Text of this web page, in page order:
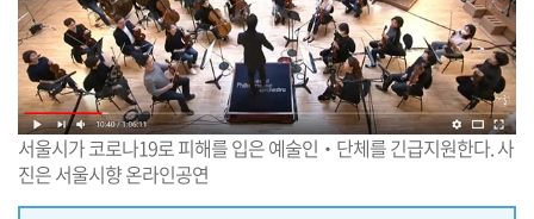
서울시가 코로나19로 피해를 입은 예술인‧단체를 긴급지원한다. 사
진은 서울시향 온라인공연